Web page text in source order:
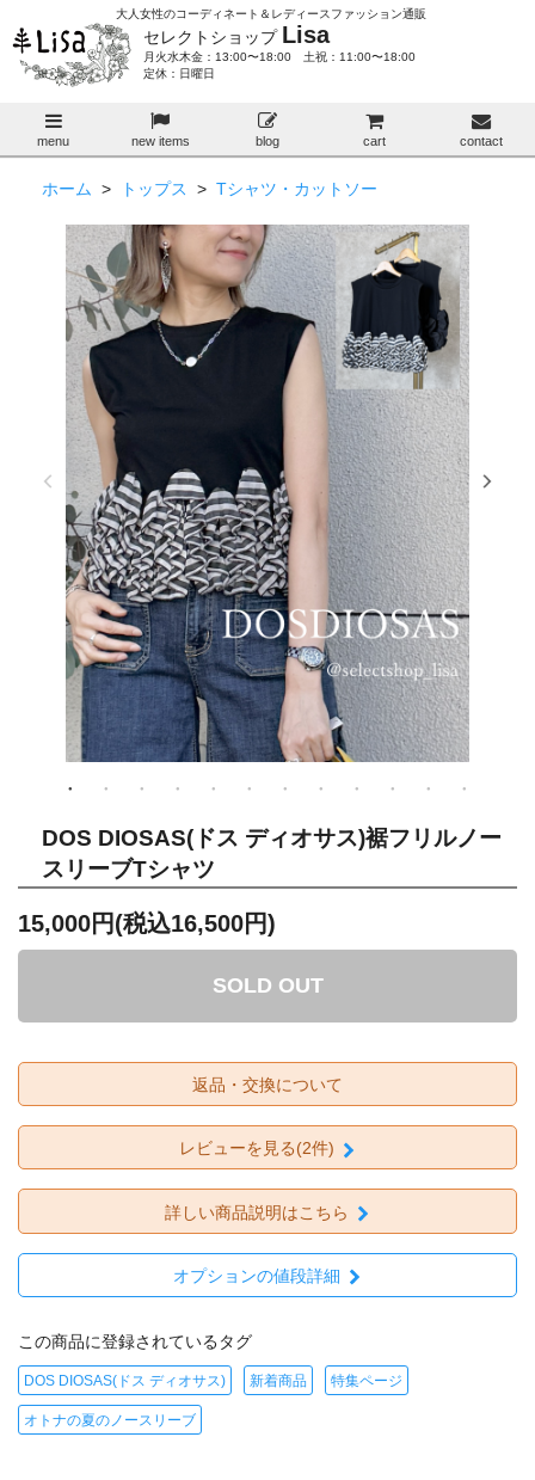
大人女性のコーディネート＆レディースファッション通販
セレクトショップ Lisa
月火水木金：13:00〜18:00 土祝：11:00〜18:00
定休：日曜日
menu new items blog cart contact
ホーム > トップス > Tシャツ・カットソー
DOS DIOSAS(ドス ディオサス)裾フリルノー
スリーブTシャツ
15,000円(税込16,500円)
SOLD OUT
返品・交換について
レビューを見る(2件)
詳しい商品説明はこちら
オプションの値段詳細
この商品に登録されているタグ
DOS DIOSAS(ドス ディオサス) 新着商品 特集ページ
オトナの夏のノースリーブ